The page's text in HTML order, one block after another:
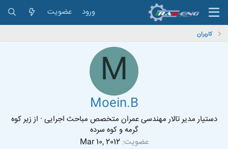
ورود عضویت
کاربران
M
Moein.B
دستیار مدیر تالار مهندسی عمران متخصص مباحث اجرایی · اززیر کوه
گرمه و کوه سرده
عضویت Mar 10, 2012